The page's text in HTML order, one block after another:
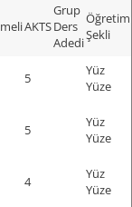
AKTS
Grup
Ders
Adedi
Öğretim
Şekli
5
Yüz
Yüze
5
Yüz
Yüze
4
Yüz
Yüze